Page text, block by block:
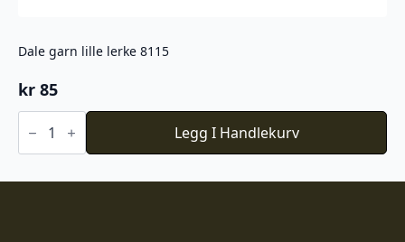
Dale garn lille lerke 8115
kr 85
Dale
garn
lerke
Legg I Handlekurv